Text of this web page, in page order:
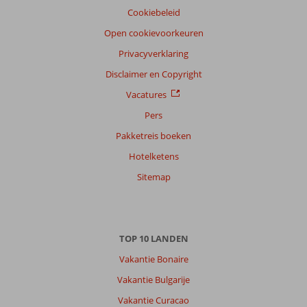
Cookiebeleid
Open cookievoorkeuren
Privacyverklaring
Disclaimer en Copyright
Vacatures
Pers
Pakketreis boeken
Hotelketens
Sitemap
TOP 10 LANDEN
Vakantie Bonaire
Vakantie Bulgarije
Vakantie Curacao